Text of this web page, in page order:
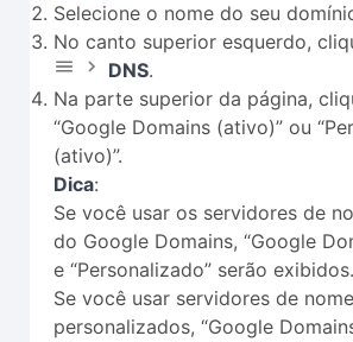
Selecione o nome do seu
No canto superior esquerdo,
DNS.
Na parte superior da página,
“Google Domains (ativo)” ou
(ativo)”.
Dica:
Se você usar os servidores de
do Google Domains, “Google
e “Personalizado” serão exibidos.
Se você usar servidores de
personalizados, “Google